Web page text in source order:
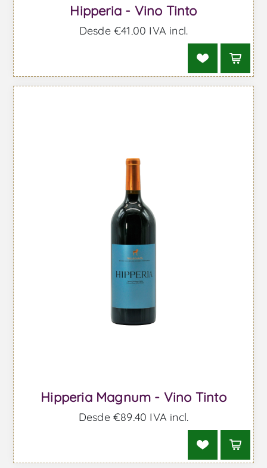
Hipperia - Vino Tinto
Desde €41,00 IVA incl.
Hipperia Magnum - Vino Tinto
Desde €89,40 IVA incl.